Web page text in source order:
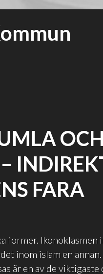
OCH
FARA
former. Ikonoklasmen
inom islam en
är en av de viktigaste